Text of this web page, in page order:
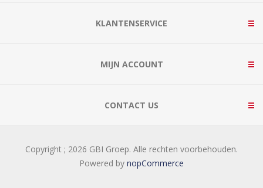
KLANTENSERVICE
MIJN ACCOUNT
CONTACT US
Copyright ; 2026 GBI Groep. Alle rechten voorbehouden.
Powered by nopCommerce